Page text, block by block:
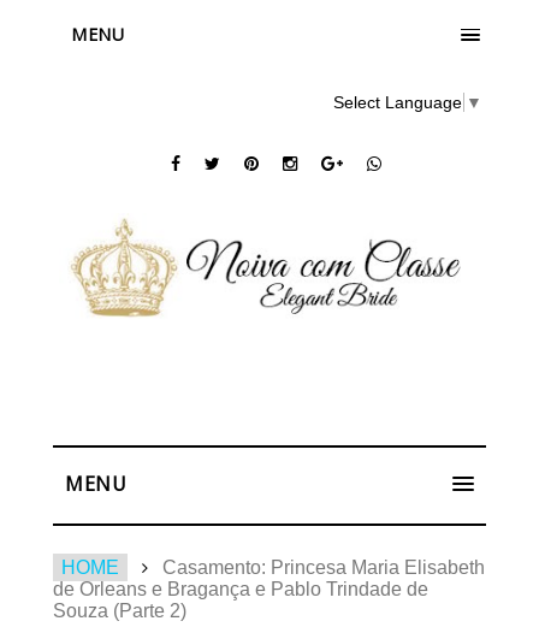
MENU
Select Language ▼
de Orleans e Bragança e Pablo Trindade de
Souza (Parte 2)